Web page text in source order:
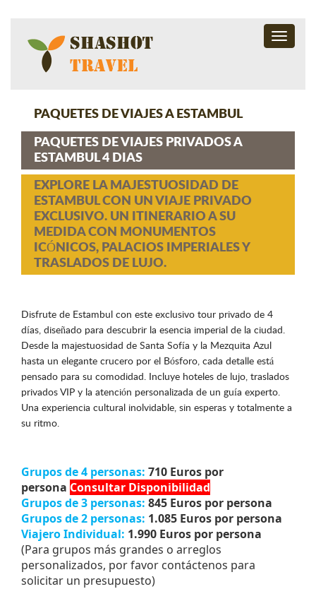
Toggle
PAQUETES DE VIAJES A ESTAMBUL
PAQUETES DE VIAJES PRIVADOS A
ESTAMBUL 4 DIAS
EXPLORE LA MAJESTUOSIDAD DE
ESTAMBUL CON UN VIAJE PRIVADO
EXCLUSIVO. UN ITINERARIO A SU
MEDIDA CON MONUMENTOS
ICÓNICOS, PALACIOS IMPERIALES Y
TRASLADOS DE LUJO.
Disfrute de Estambul con este exclusivo tour privado de 4
días, diseñado para descubrir la esencia imperial de la ciudad.
Desde la majestuosidad de Santa Sofía y la Mezquita Azul
hasta un elegante crucero por el Bósforo, cada detalle está
pensado para su comodidad. Incluye hoteles de lujo, traslados
privados VIP y la atención personalizada de un guía experto.
Una experiencia cultural inolvidable, sin esperas y totalmente a
su ritmo.
Grupos de 4 personas: 710 Euros por
persona Consultar Disponibilidad
Grupos de 3 personas: 845 Euros por persona
Grupos de 2 personas: 1.085 Euros por persona
Viajero Individual: 1.990 Euros por persona
(Para grupos más grandes o arreglos
personalizados, por favor contáctenos para
solicitar un presupuesto)